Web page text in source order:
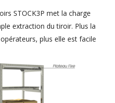
STOCK3P met la charge
extraction du tiroir. Plus la
plus elle est facile